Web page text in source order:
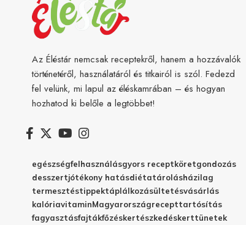
Az Éléstár nemcsak receptekről, hanem a hozzávalók
történetéről, használatáról és titkairól is szól. Fedezd
fel velünk, mi lapul az éléskamrában – és hogyan
hozhatod ki belőle a legtöbbet!
egészségfelhasználásgyors receptköretgondozás
desszertjótékony hatásdiétatárolásházilag
termesztéstippektáplálkozásültetésvásárlás
kalóriavitaminMagyarországrecepttartósítás
fagyasztásfajtákfőzéskertészkedéskerttünetek